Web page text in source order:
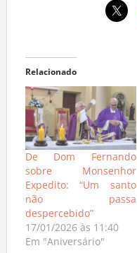
Relacionado
De Dom Fernando
sobre Monsenhor
Expedito: “Um santo
não passa
despercebido”
17/01/2026 às 11:40
Em "Aniversário"